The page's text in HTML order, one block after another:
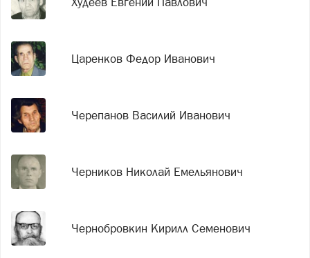
Царенков Федор Иванович
Черепанов Василий Иванович
Черников Николай Емельянович
Чернобровкин Кирилл Семенович